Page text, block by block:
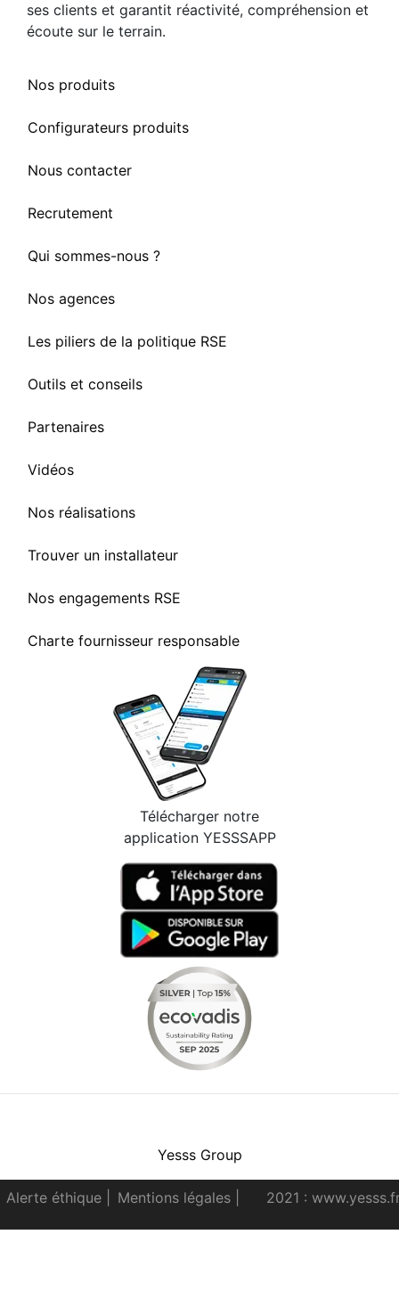
ses clients et garantit réactivité, compréhension et
écoute sur le terrain.
Nos produits
Configurateurs produits
Nous contacter
Recrutement
Qui sommes-nous ?
Nos agences
Les piliers de la politique RSE
Outils et conseils
Partenaires
Vidéos
Nos réalisations
Trouver un installateur
Nos engagements RSE
Charte fournisseur responsable
Télécharger notre
application YESSSAPP
Yesss Group
Alerte éthique Mentions légales 2021 :